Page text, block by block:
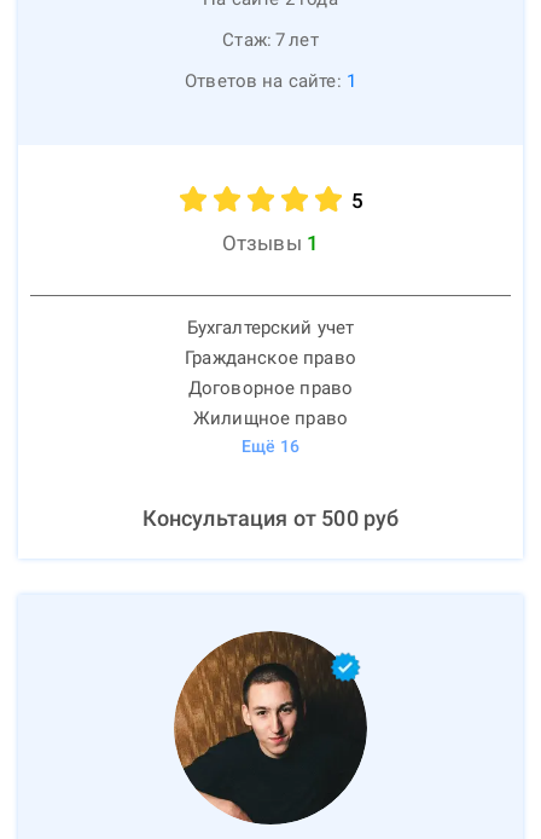
Стаж: 7лет
Ответов на сайте: 1
5
Отзывы 1
Бухгалтерский учет
Гражданское право
Договорное право
Жилищное право
Ещё 16
Консультация от 500руб